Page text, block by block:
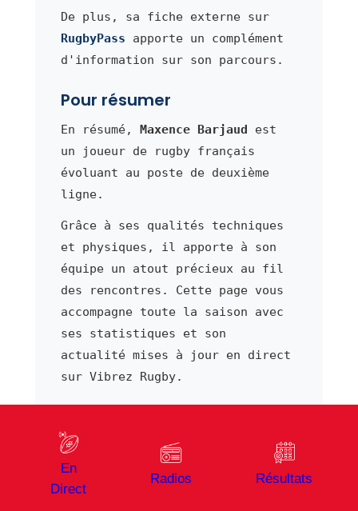
De plus, sa fiche externe sur
RugbyPass apporte un complément
d'information sur son parcours.
Pour résumer
En résumé, Maxence Barjaud est
un joueur de rugby français
évoluant au poste de deuxième
ligne.
Grâce à ses qualités techniques
et physiques, il apporte à son
équipe un atout précieux au fil
des rencontres. Cette page vous
accompagne toute la saison avec
ses statistiques et son
actualité mises à jour en direct
sur Vibrez Rugby.
⬅ Joueur précédent
Mathis Baret
Joueur suivant ➜
Mathys Barka
En
Direct
Radios Résultats